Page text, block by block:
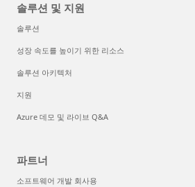
솔루션 및 지원
솔루션
성장 속도를 높이기 위한 리소스
솔루션 아키텍처
지원
Azure 데모 및 라이브 Q&A
파트너
소프트웨어 개발 회사용